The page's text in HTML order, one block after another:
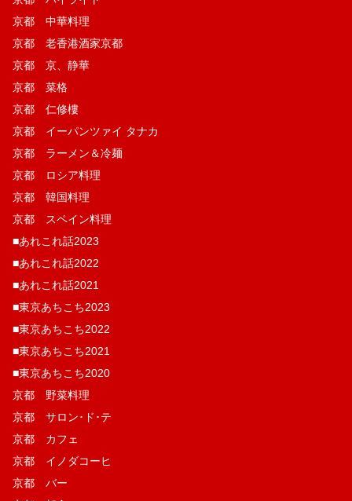
京都 中華料理
京都 老香港酒家京都
京都 京、静華
京都 菜格
京都 仁修樓
京都 イーパンツァイ タナカ
京都 ラーメン＆冷麺
京都 ロシア料理
京都 韓国料理
京都 スペイン料理
■あれこれ話2023
■あれこれ話2022
■あれこれ話2021
■東京あちこち2023
■東京あちこち2022
■東京あちこち2021
■東京あちこち2020
京都 野菜料理
京都 サロン･ド･テ
京都 カフェ
京都 イノダコーヒ
京都 バー